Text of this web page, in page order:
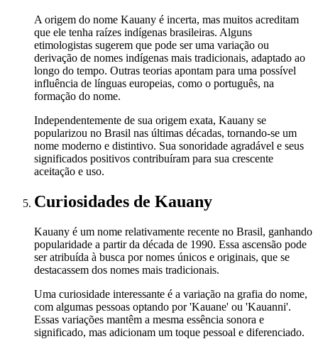
A origem do nome Kauany é incerta, mas muitos acreditam
que ele tenha raízes indígenas brasileiras. Alguns
etimologistas sugerem que pode ser uma variação ou
derivação de nomes indígenas mais tradicionais, adaptado ao
longo do tempo. Outras teorias apontam para uma possível
influência de línguas europeias, como o português, na
formação do nome.
Independentemente de sua origem exata, Kauany se
popularizou no Brasil nas últimas décadas, tornando-se um
nome moderno e distintivo. Sua sonoridade agradável e seus
significados positivos contribuíram para sua crescente
aceitação e uso.
Curiosidades de Kauany
Kauany é um nome relativamente recente no Brasil, ganhando
popularidade a partir da década de 1990. Essa ascensão pode
ser atribuída à busca por nomes únicos e originais, que se
destacassem dos nomes mais tradicionais.
Uma curiosidade interessante é a variação na grafia do nome,
com algumas pessoas optando por 'Kauane' ou 'Kauanni'.
Essas variações mantêm a mesma essência sonora e
significado, mas adicionam um toque pessoal e diferenciado.